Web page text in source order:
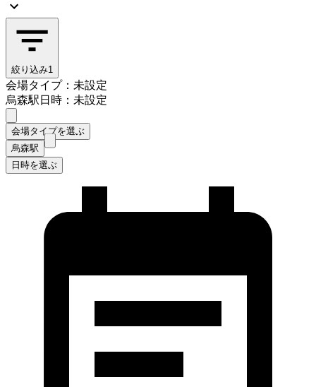
絞り込み1
会場タイプ：未設定
烏森駅日時：未設定
会場タイプを選ぶ
烏森駅
日時を選ぶ